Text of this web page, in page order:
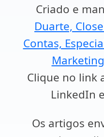
Criado e
Duarte,
Contas,
Clique no link
LinkedIn
Os artigos